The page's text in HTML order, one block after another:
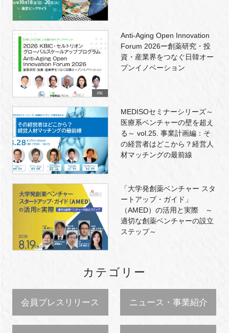
PR
Anti-Aging Open Innovation
Forum 2026ー創薬研究・投
資・産業界をつなぐ日韓オー
プンイノベーション
MEDISOセミナーシリーズ～
医療系ベンチャーの壁を超え
る～ vol.25. 事業計画編：そ
の経営者はどこから？経営人
材マッチングの最前線
「大学発創薬ベンチャー スタ
ートアップ・ガイド」
（AMED）の活用と実際 ～
適切な創薬ベンチャーの設立
ステップ～
カテゴリー
会員プレスリリース ニュース・事業紹介